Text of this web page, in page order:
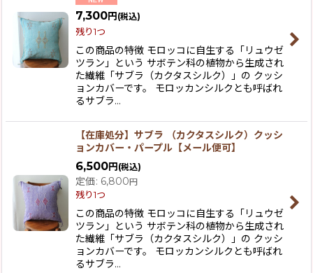
7,300円 (税込)
残り1つ
この商品の特徴 モロッコに自生する「リュウゼ
ツラン」という サボテン科の植物から生成され
た繊維「サブラ（カクタスシルク）」の クッシ
ョンカバーです。 モロッカンシルクとも呼ばれ
るサブラ…
【在庫処分】サブラ （カクタスシルク）クッシ
ョンカバー・パープル【メール便可】
6,500円 (税込)
定価: 6,800円
残り1つ
この商品の特徴 モロッコに自生する「リュウゼ
ツラン」という サボテン科の植物から生成され
た繊維「サブラ（カクタスシルク）」の クッシ
ョンカバーです。 モロッカンシルクとも呼ばれ
るサブラ…